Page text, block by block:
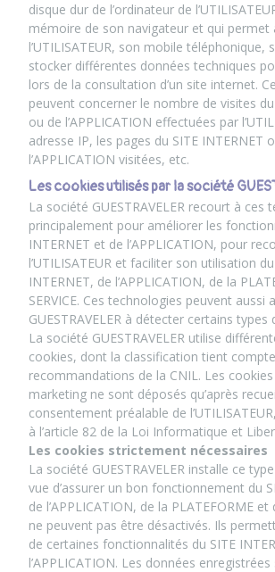
disque dur de l’ordinateur de
mémoire de son navigateur et qui permet
l’UTILISATEUR, son mobile téléphonique,
stocker différentes données techniques
lors de la consultation d’un site internet.
peuvent concerner le nombre de visites du
ou de l’APPLICATION effectuées par
adresse IP, les pages du SITE INTERNET
l’APPLICATION visitées, etc.
Les cookies utilisés par la société
La société GUESTRAVELER recourt à ces
principalement pour améliorer les
INTERNET et de l’APPLICATION, pour
l’UTILISATEUR et faciliter son utilisation
INTERNET, de l’APPLICATION, de la
SERVICE. Ces technologies peuvent aussi
GUESTRAVELER à détecter certains types
La société GUESTRAVELER utilise
cookies, dont la classification tient
recommandations de la CNIL. Les
marketing ne sont déposés qu’après
consentement préalable de
à l’article 82 de la Loi Informatique et
Les cookies strictement nécessaires
La société GUESTRAVELER installe ce
vue d’assurer un bon fonctionnement du
de l’APPLICATION, de la PLATEFORME et
ne peuvent pas être désactivés. Ils
de certaines fonctionnalités du SITE
l’APPLICATION. Les données